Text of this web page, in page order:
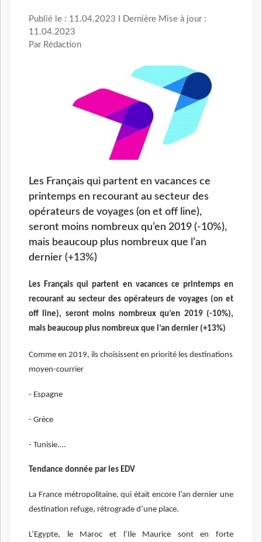
Publié le : 11.04.2023 I Dernière Mise à jour :
11.04.2023
Par Rédaction
Les Français qui partent en vacances ce
printemps en recourant au secteur des
opérateurs de voyages (on et off line),
seront moins nombreux qu’en 2019 (-10%),
mais beaucoup plus nombreux que l’an
dernier (+13%)
Les Français qui partent en vacances ce printemps en
recourant au secteur des opérateurs de voyages (on et
off line), seront moins nombreux qu’en 2019 (-10%),
mais beaucoup plus nombreux que l’an dernier (+13%)
Comme en 2019, ils choisissent en priorité les destinations
moyen-courrier
- Espagne
- Grèce
- Tunisie.…
Tendance donnée par les EDV
La France métropolitaine, qui était encore l’an dernier une
destination refuge, rétrograde d’une place.
L’Egypte, le Maroc et l’Ile Maurice sont en forte